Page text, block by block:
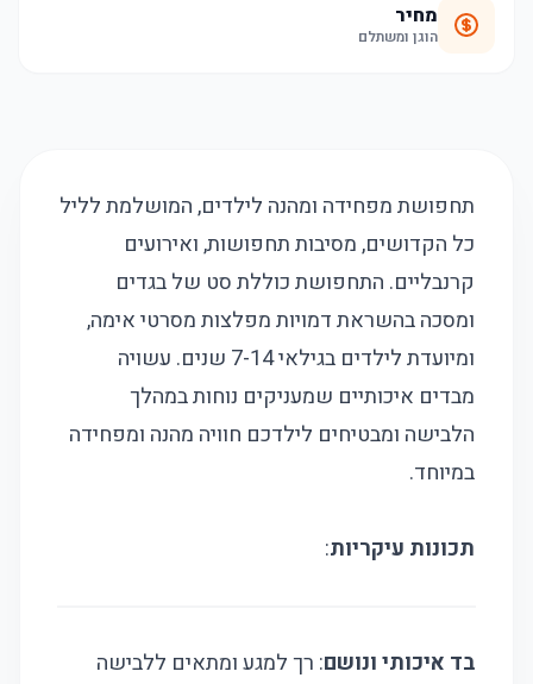
מחיר
הוגן ומשתלם
תחפושת מפחידה ומהנה לילדים, המושלמת לליל
כל הקדושים, מסיבות תחפושות, ואירועים
קרנבליים. התחפושת כוללת סט של בגדים
ומסכה בהשראת דמויות מפלצות מסרטי אימה,
ומיועדת לילדים בגילאי 7-14 שנים. עשויה
מבדים איכותיים שמעניקים נוחות במהלך
הלבישה ומבטיחים לילדכם חוויה מהנה ומפחידה
במיוחד.
תכונות עיקריות:
בד איכותי ונושם: רך למגע ומתאים ללבישה